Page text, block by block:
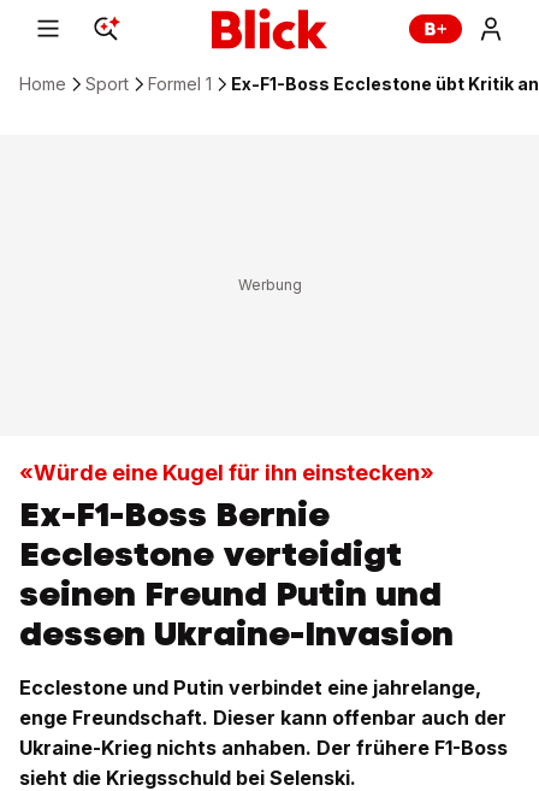
Home Sport Formel 1 Ex-F1-Boss Ecclestone übt Kritik
«Würde eine Kugel für ihn einstecken»
Ex-F1-Boss Bernie
Ecclestone verteidigt
seinen Freund Putin und
dessen Ukraine-Invasion
Ecclestone und Putin verbindet eine jahrelange,
enge Freundschaft. Dieser kann offenbar auch der
Ukraine-Krieg nichts anhaben. Der frühere F1-Boss
sieht die Kriegsschuld bei Selenski.